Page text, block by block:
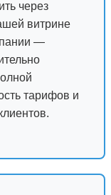
через
витрине
—
тарифов и